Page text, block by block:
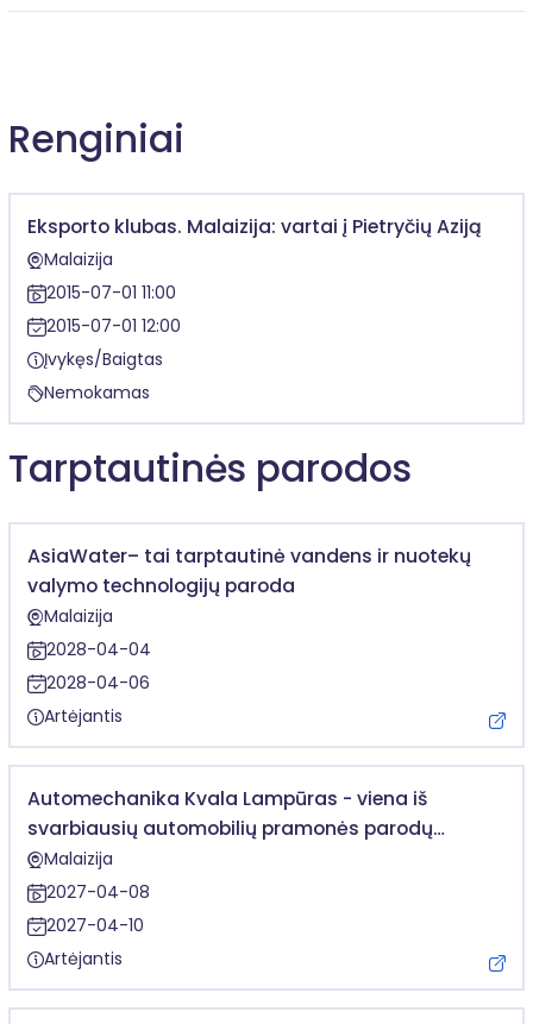
Renginiai
Eksporto klubas. Malaizija: vartai į Pietryčių Aziją
Malaizija
2015-07-01 11:00
2015-07-01 12:00
Įvykęs/Baigtas
Nemokamas
Tarptautinės parodos
AsiaWater– tai tarptautinė vandens ir nuotekų
valymo technologijų paroda
Malaizija
2028-04-04
2028-04-06
Artėjantis
Automechanika Kvala Lampūras - viena iš
svarbiausių automobilių pramonės parodų
Pietryčių Azijoje
Malaizija
2027-04-08
2027-04-10
Artėjantis